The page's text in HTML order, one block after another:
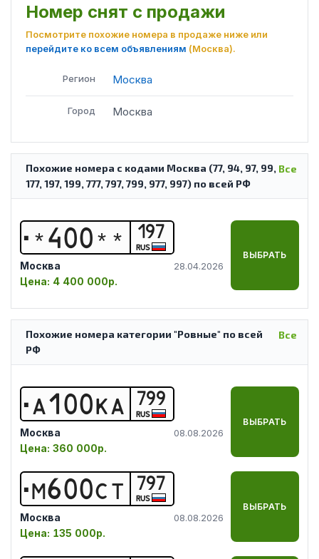
Номер снят с продажи
Посмотрите похожие номера в продаже ниже или
перейдите ко всем объявлениям (Москва).
Регион Москва
Город Москва
Все
Похожие номера с кодами Москва (77, 94, 97, 99,
177, 197, 199, 777, 797, 799, 977, 997) по всей РФ
* 400 * * 197
RUS
Москва 28.04.2026
Цена: 4 400 000р.
ВЫБРАТЬ
Все
Похожие номера категории "Ровные" по всей
РФ
А 1 00К А 799
RUS
Москва 08.08.2026
Цена: 360 000р.
ВЫБРАТЬ
М600С Т 797
RUS
Москва 08.08.2026
Цена: 135 000р.
ВЫБРАТЬ